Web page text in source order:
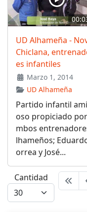
UD Alhameña -
Chiclana,
es infantiles
Marzo 1, 2014
UD Alhameña
Partido infantil
oso propiciado
mbos
lhameños;
orrea y José...
Cantidad